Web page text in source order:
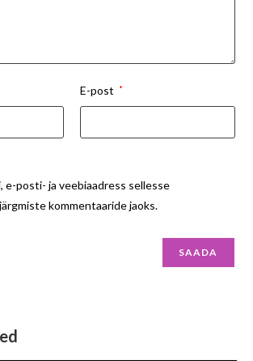
E-post *
e-posti- ja veebiaadress sellesse
kommentaaride jaoks.